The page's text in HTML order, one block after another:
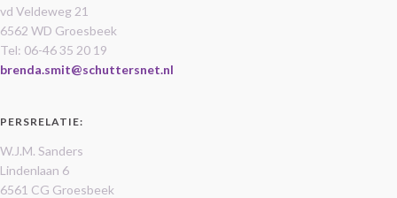
vd Veldeweg 21
6562 WD Groesbeek
Tel: 06-46 35 20 19
brenda.smit@schuttersnet.nl
PERSRELATIE:
W.J.M. Sanders
Lindenlaan 6
6561 CG Groesbeek